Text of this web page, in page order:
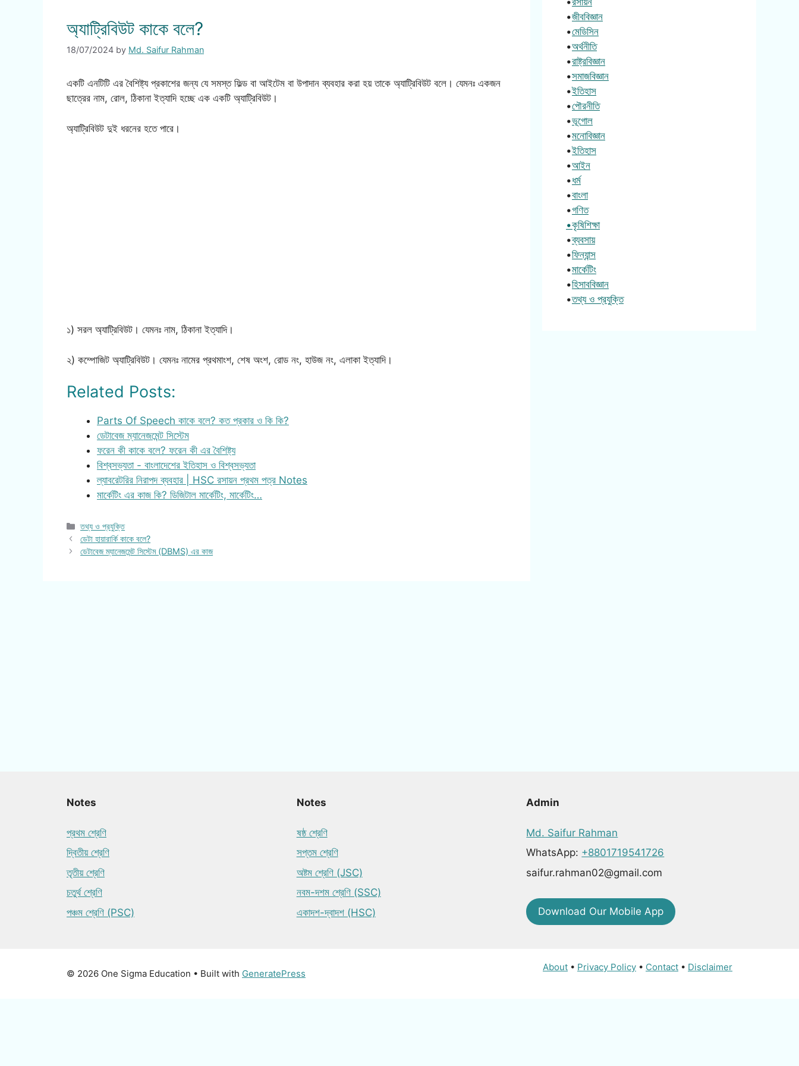
অ্যাট্রিবিউট কাকে বলে?
18/07/2024 by Md. Saifur Rahman
একটি এনটিটি এর বৈশিষ্ট্য প্রকাশের জন্য যে সমস্ত ফিল্ড বা আইটেম বা উপাদান ব্যবহার করা হয় তাকে অ্যাট্রিবিউট বলে। যেমনঃ একজন
ছাত্রের নাম, রোল, ঠিকানা ইত্যাদি হচ্ছে এক একটি অ্যাট্রিবিউট।
অ্যাট্রিবিউট দুই ধরনের হতে পারে।
১) সরল অ্যাট্রিবিউট। যেমনঃ নাম, ঠিকানা ইত্যাদি।
২) কম্পোজিট অ্যাট্রিবিউট। যেমনঃ নামের প্রথমাংশ, শেষ অংশ, রোড নং, হাউজ নং, এলাকা ইত্যাদি।
Related Posts:
Parts Of Speech কাকে বলে? কত প্রকার ও কি কি?
ডেটাবেজ ম্যানেজমেন্ট সিস্টেম
ফরেন কী কাকে বলে? ফরেন কী এর বৈশিষ্ট্য
বিশ্বসভ্যতা - বাংলাদেশের ইতিহাস ও বিশ্বসভ্যতা
ল্যাবরেটরির নিরাপদ ব্যবহার | HSC রসায়ন প্রথম পত্র Notes
মার্কেটিং এর কাজ কি? ডিজিটাল মার্কেটিং, মার্কেটিং…
Categories
তথ্য ও প্রযুক্তি
ডেটা হায়ারার্কি কাকে বলে?
ডেটাবেজ ম্যানেজমেন্ট সিস্টেম (DBMS) এর কাজ
•জীববিজ্ঞান
•মেডিসিন
•অর্থনীতি
•রাষ্ট্রবিজ্ঞান
•সমাজবিজ্ঞান
•ইতিহাস
•পৌরনীতি
•ভূগোল
•মনোবিজ্ঞান
•ইতিহাস
•আইন
•ধর্ম
•বাংলা
•গণিত
•কৃষিশিক্ষা
•ব্যবসায়
•ফিন্যান্স
•মার্কেটিং
•হিসাববিজ্ঞান
•তথ্য ও প্রযুক্তি
Notes
প্রথম শ্রেণি
দ্বিতীয় শ্রেণি
তৃতীয় শ্রেণি
চতুর্থ শ্রেণি
পঞ্চম শ্রেণি (PSC)
Notes
ষষ্ঠ শ্রেণি
সপ্তম শ্রেণি
অষ্টম শ্রেণি (JSC)
নবম-দশম শ্রেণি (SSC)
একাদশ-দ্বাদশ (HSC)
Admin
Md. Saifur Rahman
WhatsApp: +8801719541726
saifur.rahman02@gmail.com
Download Our Mobile App
About • Privacy Policy • Contact • Disclaimer
© 2026 One Sigma Education • Built with GeneratePress